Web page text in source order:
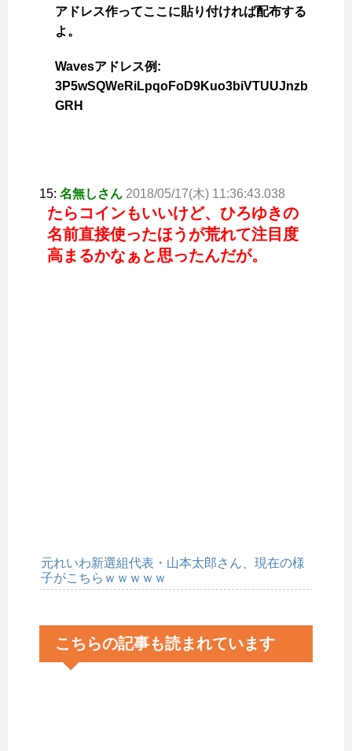
アドレス作ってここに貼り付ければ配布する
よ。
Wavesアドレス例:
3P5wSQWeRiLpqoFoD9Kuo3biVTUUJnzb
GRH
15: 名無しさん 2018/05/17(木) 11:36:43.038
たらコインもいいけど、ひろゆきの
名前直接使ったほうが荒れて注目度
高まるかなぁと思ったんだが。
元れいわ新選組代表・山本太郎さん、現在の様
子がこちらｗｗｗｗｗ
こちらの記事も読まれています